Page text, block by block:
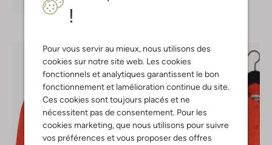
!
Pour vous servir au mieux, nous utilisons des
cookies sur notre site web. Les cookies
fonctionnels et analytiques garantissent le bon
fonctionnement et lamélioration continue du site.
Ces cookies sont toujours placés et ne
nécessitent pas de consentement. Pour les
cookies marketing, que nous utilisons pour suivre
vos préférences et vous proposer des offres